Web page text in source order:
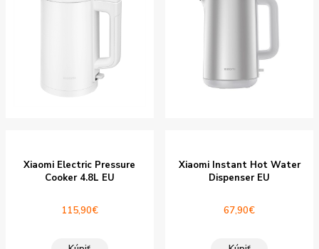
Xiaomi Electric Pressure
Cooker 4.8L EU
115,90€
Xiaomi Instant Hot Water
Dispenser EU
67,90€